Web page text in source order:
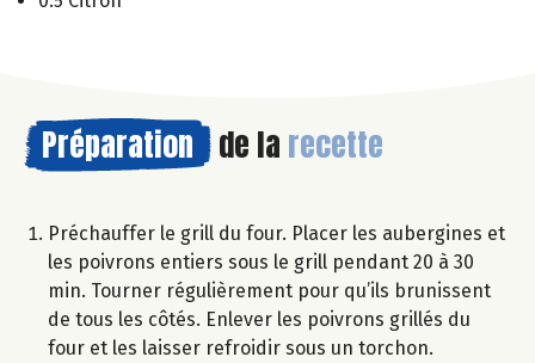
Préparation de la recette
Préchauffer le grill du four. Placer les aubergines et
les poivrons entiers sous le grill pendant 20 à 30
min. Tourner régulièrement pour qu’ils brunissent
de tous les côtés. Enlever les poivrons grillés du
four et les laisser refroidir sous un torchon.